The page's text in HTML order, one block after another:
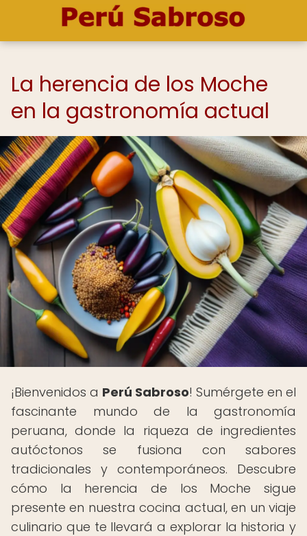
La herencia de los Moche
en la gastronomía actual
¡Bienvenidos a Perú Sabroso! Sumérgete en el
fascinante mundo de la gastronomía
peruana, donde la riqueza de ingredientes
autóctonos se fusiona con sabores
tradicionales y contemporáneos. Descubre
cómo la herencia de los Moche sigue
presente en nuestra cocina actual, en un viaje
culinario que te llevará a explorar la historia y